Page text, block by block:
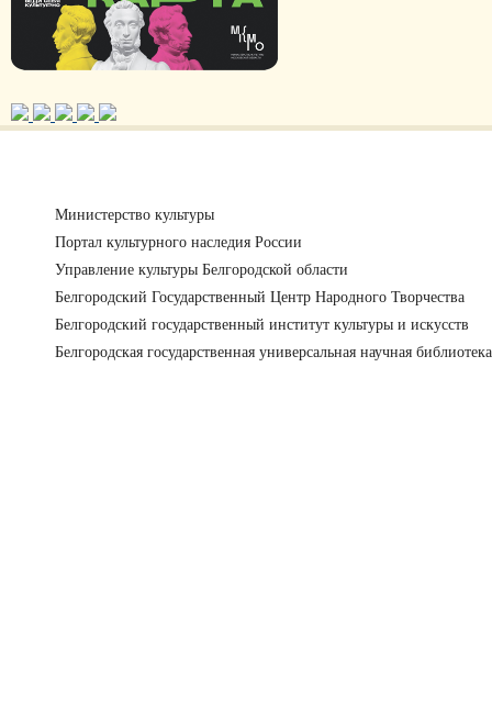
Министерство культуры
Портал культурного наследия России
Управление культуры Белгородской области
Белгородский Государственный Центр Народного Творчества
Белгородский государственный институт культуры и искусств
Белгородская государственная универсальная научная библиотека